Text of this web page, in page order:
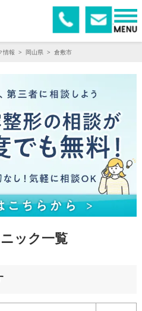
情報 > 岡山県 > 倉敷市
ック一覧